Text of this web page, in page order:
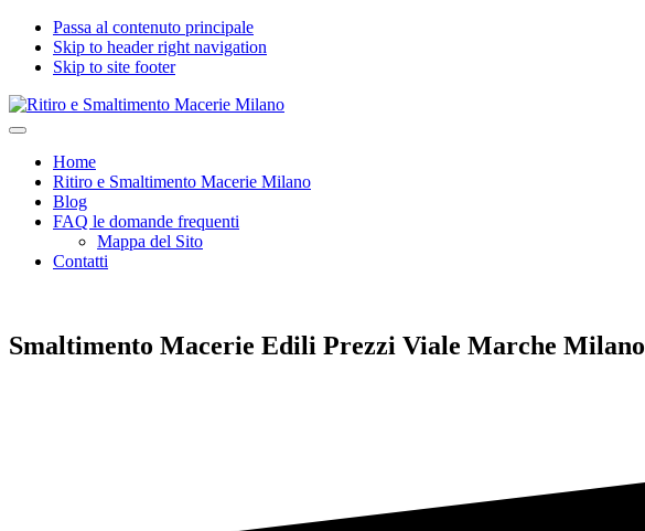
Passa al contenuto principale
Skip to header right navigation
Skip to site footer
Ritiro
Smaltimento
Macerie
Milano
Impresa
seria
certificata
Legname,
Menu
Home
Ritiro e Smaltimento Macerie Milano
Blog
FAQ le domande frequenti
Mappa del Sito
Contatti
Smaltimento Macerie Edili Prezzi Viale Marche Milano